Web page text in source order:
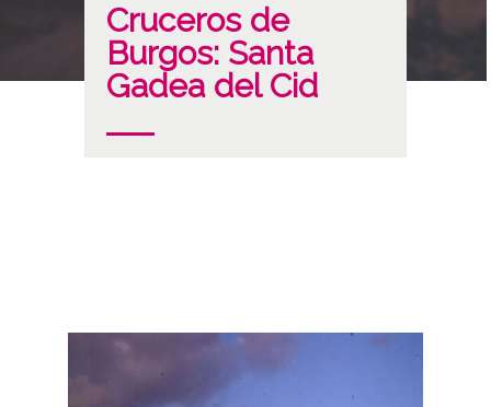
Cruceros de
Burgos: Santa
Gadea del Cid